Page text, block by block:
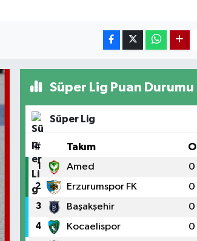
Süper Lig Puan Durumu
Süper Lig
# Takım O
1 Amed 0
2 Erzurumspor FK 0
3 Başakşehir 0
4 Kocaelispor 0